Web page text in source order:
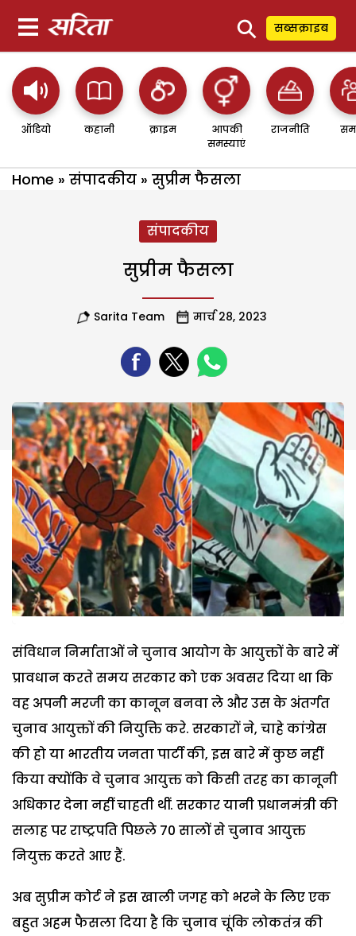
⚲ सब्सक्राइब
ऑडियो कहानी क्राइम
आपकी
समस्याएं
राजनीति
Home » संपादकीय » सुप्रीम फैसला
संपादकीय
सुप्रीम फैसला
Sarita Team मार्च 28, 2023
संविधान निर्माताओं ने चुनाव आयोग के आयुक्तों के बारे में
प्रावधान करते समय सरकार को एक अवसर दिया था कि
वह अपनी मरजी का कानून बनवा ले और उस के अंतर्गत
चुनाव आयुक्तों की नियुक्ति करे. सरकारों ने, चाहे कांग्रेस
की हो या भारतीय जनता पार्टी की, इस बारे में कुछ नहीं
किया क्योंकि वे चुनाव आयुक्त को किसी तरह का कानूनी
अधिकार देना नहीं चाहती थीं. सरकार यानी प्रधानमंत्री की
सलाह पर राष्ट्रपति पिछले 70 सालों से चुनाव आयुक्त
नियुक्त करते आए हैं.
अब सुप्रीम कोर्ट ने इस खाली जगह को भरने के लिए एक
बहुत अहम फैसला दिया है कि चुनाव चूंकि लोकतंत्र की